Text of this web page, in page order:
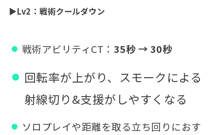
▶Lv2：戦術クールダウン
戦術アビリティCT： 35秒 → 30秒
回転率が上がり、スモークによる
射線切り&支援がしやすくなる
ソロプレイや距離を取る立ち回りにおす